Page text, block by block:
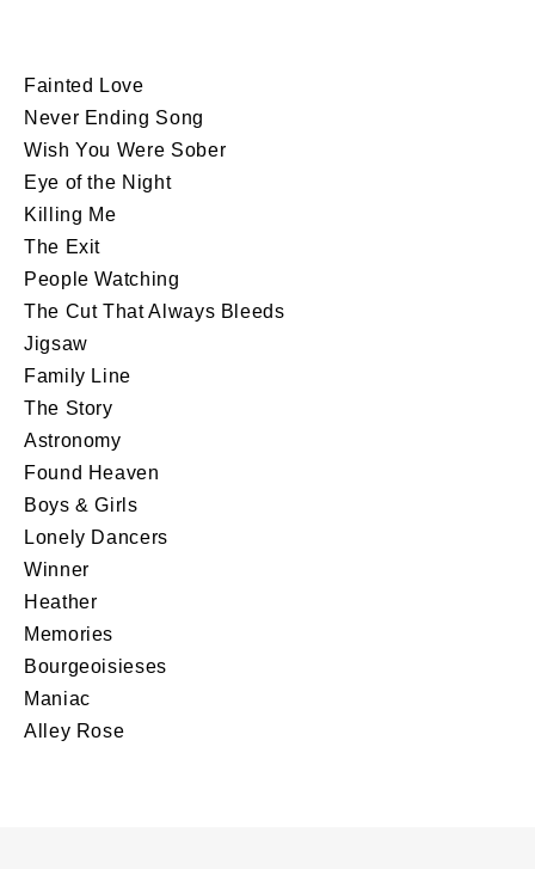
Fainted Love
Never Ending Song
Wish You Were Sober
Eye of the Night
Killing Me
The Exit
People Watching
The Cut That Always Bleeds
Jigsaw
Family Line
The Story
Astronomy
Found Heaven
Boys & Girls
Lonely Dancers
Winner
Heather
Memories
Bourgeoisieses
Maniac
Alley Rose